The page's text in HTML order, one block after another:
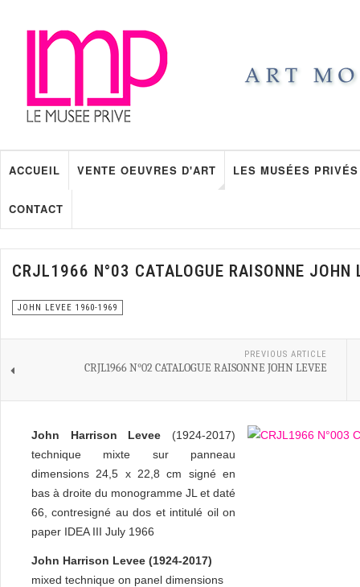
ACCUEIL VENTE OEUVRES D'ART LES MUSÉES PRIVÉS
CONTACT
CRJL1966 N°03 CATALOGUE RAISONNE JOHN
JOHN LEVEE 1960-1969
PREVIOUS ARTICLE
CRJL1966 N°02 CATALOGUE RAISONNE JOHN LEVEE
John Harrison Levee (1924-2017)
technique mixte sur panneau
dimensions 24,5 x 22,8 cm signé en
bas à droite du monogramme JL et daté
66, contresigné au dos et intitulé oil on
paper IDEA III July 1966
John Harrison Levee (1924-2017)
mixed technique on panel dimensions